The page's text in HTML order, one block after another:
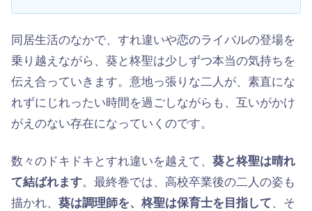
同居生活のなかで、すれ違いや恋のライバルの登場を
乗り越えながら、葵と柊聖は少しずつ本当の気持ちを
伝え合っていきます。意地っ張りな二人が、素直にな
れずにじれったい時間を過ごしながらも、互いがかけ
がえのない存在になっていくのです。
数々のドキドキとすれ違いを越えて、 葵と柊聖は晴れ
て結ばれます。最終巻では、高校卒業後の二人の姿も
描かれ、 葵は調理師を、柊聖は保育士を目指して、そ